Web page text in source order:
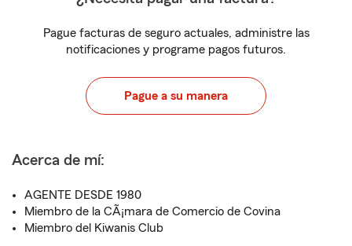
Pague facturas de seguro actuales, administre las
notificaciones y programe pagos futuros.
Pague a su manera
Acerca de mí:
AGENTE DESDE 1980
Miembro de la CÃ¡mara de Comercio de Covina
Miembro del Kiwanis Club